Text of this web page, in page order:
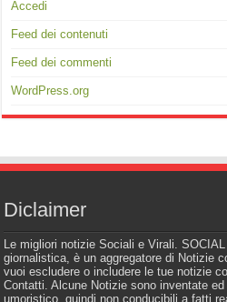
Accedi
Feed dei contenuti
Feed dei commenti
WordPress.org
Diclaimer
Le migliori notizie Sociali e Virali.
giornalistica, è un aggregatore di Notizie
vuoi escludere o includere le tue notizie
Contatti. Alcune Notizie sono inventate
umoristico, quindi non conducibili a fatti